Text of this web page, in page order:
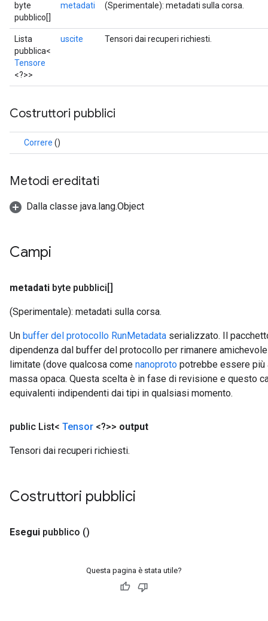
byte
pubblico[]
metadati (Sperimentale): metadati sulla corsa.
Lista
pubblica<
Tensore
<?>>
uscite Tensori dai recuperi richiesti.
Costruttori pubblici
Correre ()
Metodi ereditati
Dalla classe java.lang.Object
Campi
metadati byte pubblici[]
(Sperimentale): metadati sulla corsa.
Un buffer del protocollo RunMetadata serializzato. Il
dipendenza dal buffer del protocollo per rimanere
limitate (dove qualcosa come nanoproto potrebbe essere più
massa opaca. Questa scelta è in fase di revisione e questo
equivalenti indipendenti dai tipi in qualsiasi momento.
public List< Tensor <?>> output
Tensori dai recuperi richiesti.
Costruttori pubblici
Esegui pubblico ()
Questa pagina è stata utile?